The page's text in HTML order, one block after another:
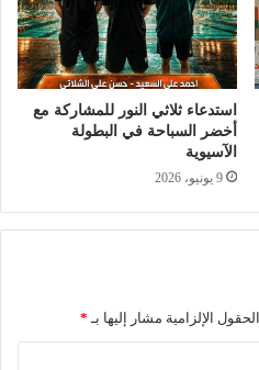
استدعاء ثلاثي النور للمشاركة مع
أخضر السباحة في البطولة
الآسيوية
9 يونيو، 2026
الحقول الإلزامية مشار إليها بـ *